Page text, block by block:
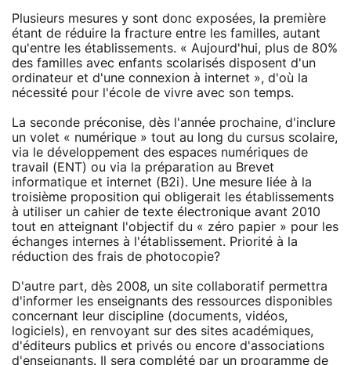
Plusieurs mesures y sont donc exposées, la première
étant de réduire la fracture entre les familles, autant
qu'entre les établissements. « Aujourd'hui, plus de 80%
des familles avec enfants scolarisés disposent d'un
ordinateur et d'une connexion à internet », d'où la
nécessité pour l'école de vivre avec son temps.
La seconde préconise, dès l'année prochaine, d'inclure
un volet « numérique » tout au long du cursus scolaire,
via le développement des espaces numériques de
travail (ENT) ou via la préparation au Brevet
informatique et internet (B2i). Une mesure liée à la
troisième proposition qui obligerait les établissements
à utiliser un cahier de texte électronique avant 2010
tout en atteignant l'objectif du « zéro papier » pour les
échanges internes à l'établissement. Priorité à la
réduction des frais de photocopie?
D'autre part, dès 2008, un site collaboratif permettra
d'informer les enseignants des ressources disponibles
concernant leur discipline (documents, vidéos,
logiciels), en renvoyant sur des sites académiques,
d'éditeurs publics et privés ou encore d'associations
d'enseignants. Il sera complété par un programme de